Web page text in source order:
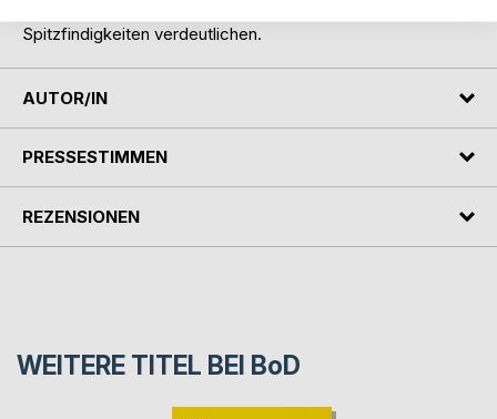
Spitzfindigkeiten verdeutlichen.
AUTOR/IN
PRESSESTIMMEN
REZENSIONEN
WEITERE TITEL BEI BoD